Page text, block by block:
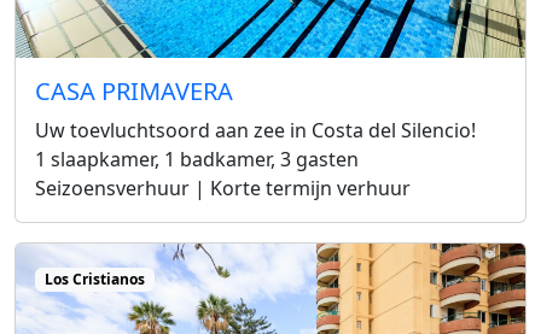
CASA PRIMAVERA
Uw toevluchtsoord aan zee in Costa del Silencio!
1 slaapkamer, 1 badkamer, 3 gasten
Seizoensverhuur | Korte termijn verhuur
Los Cristianos